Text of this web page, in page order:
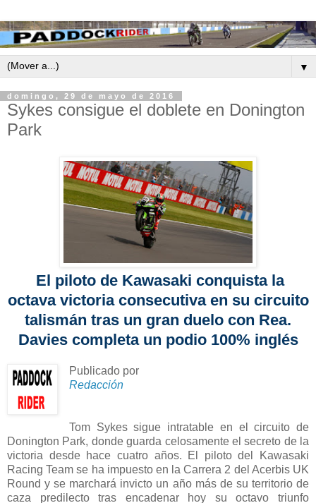
▼
domingo, 29 de mayo de 2016
Sykes consigue el doblete en Donington
Park
El piloto de Kawasaki conquista la
octava victoria consecutiva en su circuito
talismán tras un gran duelo con Rea.
Davies completa un podio 100% inglés
Publicado por
Redacción
Tom Sykes sigue intratable en el circuito de
Donington Park, donde guarda celosamente el secreto de la
victoria desde hace cuatro años. El piloto del Kawasaki
Racing Team se ha impuesto en la Carrera 2 del Acerbis UK
Round y se marchará invicto un año más de su territorio de
caza predilecto tras encadenar hoy su octavo triunfo